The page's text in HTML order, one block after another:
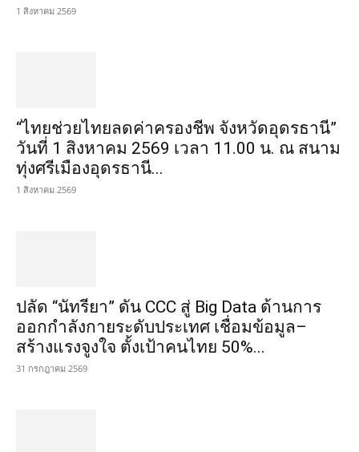
1 สิงหาคม 2569
“ไทยช่วยไทยลดค่าครองชีพ จังหวัดอุดรธานี”
วันที่ 1 สิงหาคม 2569 เวลา 11.00 น. ณ สนาม
ทุ่งศรีเมืองอุดรธานี...
1 สิงหาคม 2569
ปลัด “นัทรียา” ดัน CCC สู่ Big Data ด้านการ
ออกกำลังกายระดับประเทศ เชื่อมข้อมูล–
สร้างแรงจูงใจ ตั้งเป้าคนไทย 50%...
31 กรกฎาคม 2569